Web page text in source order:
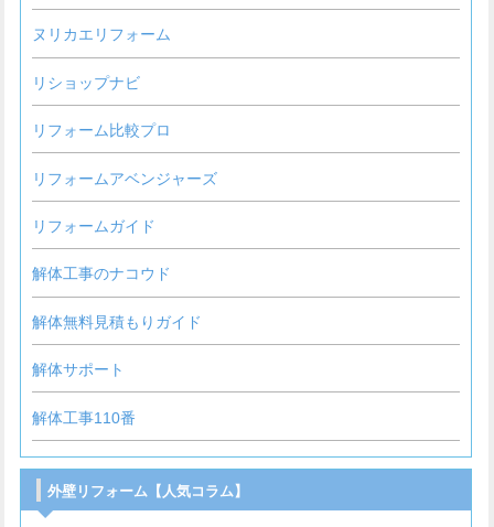
ヌリカエリフォーム
リショップナビ
リフォーム比較プロ
リフォームアベンジャーズ
リフォームガイド
解体工事のナコウド
解体無料見積もりガイド
解体サポート
解体工事110番
外壁リフォーム【人気コラム】